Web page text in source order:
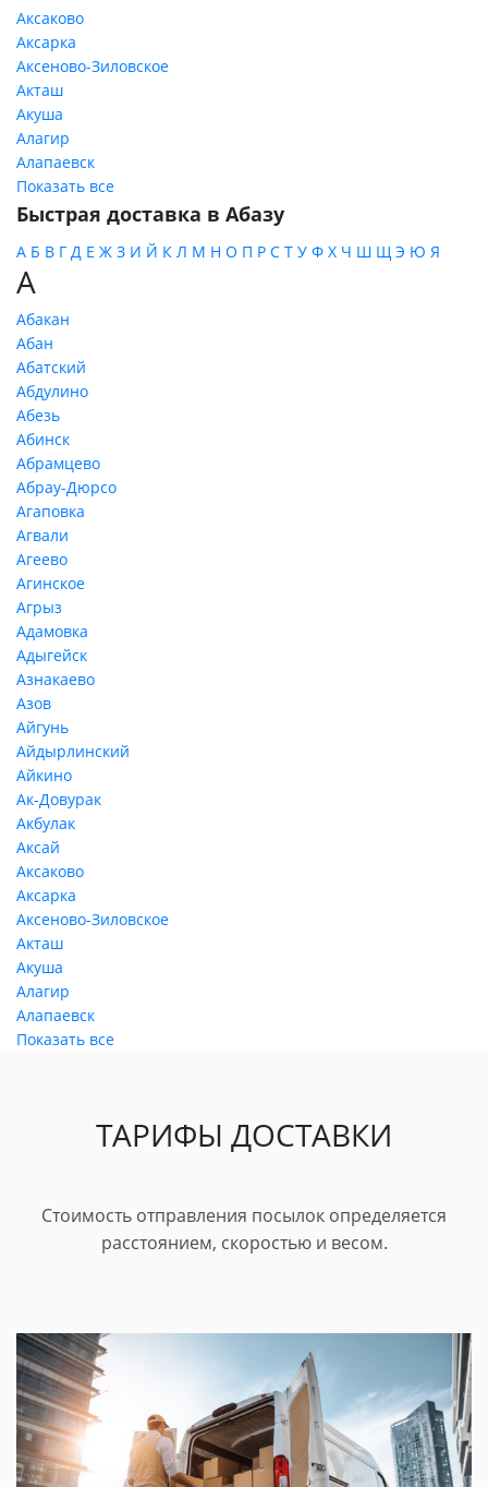
Аксаково
Аксарка
Аксеново-Зиловское
Акташ
Акуша
Алагир
Алапаевск
Показать все
Быстрая доставка в Абазу
А Б В Г Д Е Ж З И Й К Л М Н О П Р С Т У Ф Х Ч Ш Щ Э Ю Я
А
Абакан
Абан
Абатский
Абдулино
Абезь
Абинск
Абрамцево
Абрау-Дюрсо
Агаповка
Агвали
Агеево
Агинское
Агрыз
Адамовка
Адыгейск
Азнакаево
Азов
Айгунь
Айдырлинский
Айкино
Ак-Довурак
Акбулак
Аксай
Аксаково
Аксарка
Аксеново-Зиловское
Акташ
Акуша
Алагир
Алапаевск
Показать все
ТАРИФЫ ДОСТАВКИ
Стоимость отправления посылок определяется
расстоянием, скоростью и весом.